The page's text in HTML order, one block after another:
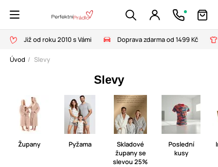
Již od roku 2010 s Vámi Doprava zdarma od 1499 Kč
Úvod Slevy
Slevy
Župany Pyžama
Skladové
župany se
slevou 25%
Poslední
kusy